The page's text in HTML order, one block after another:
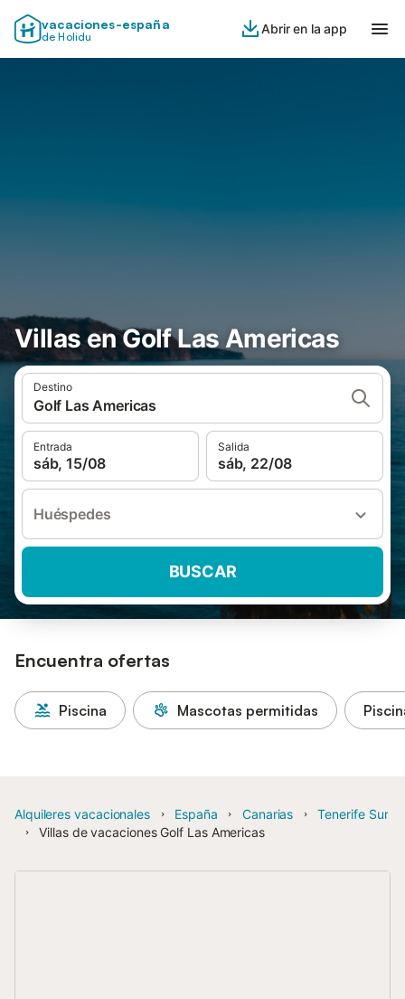
vacaciones-españa
de Holidu
Abrir en la app
Villas en Golf Las Americas
Destino
Golf Las Americas
Entrada
sáb, 15/08
Salida
sáb, 22/08
Huéspedes
BUSCAR
Encuentra ofertas
Piscina Mascotas permitidas
Alquileres vacacionales España Canarias
Tenerife Sur
Villas de vacaciones Golf Las Americas